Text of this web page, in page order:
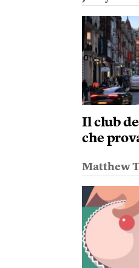
Il club
che
Matthew